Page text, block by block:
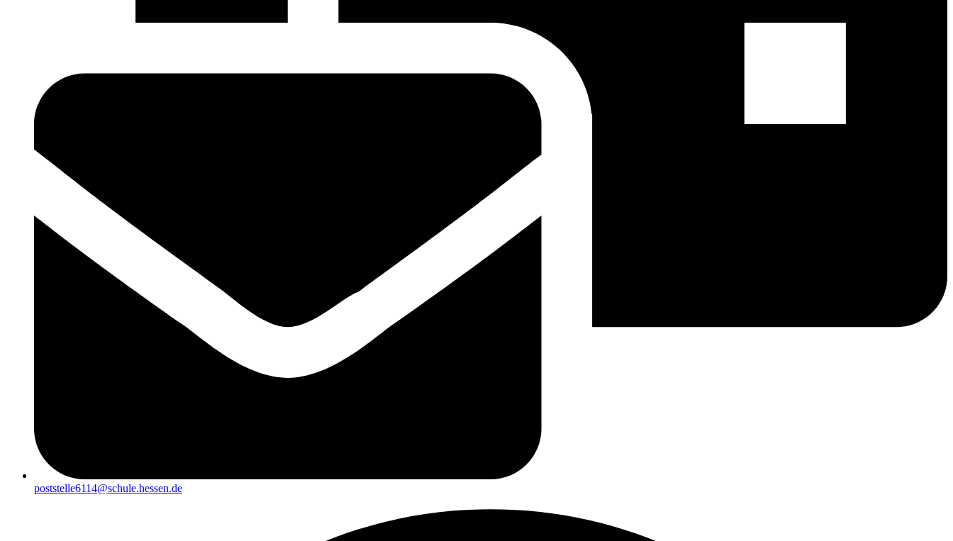
poststelle6114@schule.hessen.de